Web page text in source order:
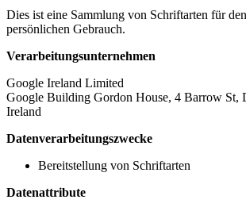
Dies ist eine Sammlung von Schriftarten für
persönlichen Gebrauch.
Verarbeitungsunternehmen
Google Ireland Limited
Google Building Gordon House, 4 Barrow St,
Ireland
Datenverarbeitungszwecke
Bereitstellung von Schriftarten
Datenattribute